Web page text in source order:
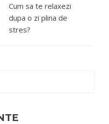
Cum sa te relaxezi
dupa o zi plina de
stres?